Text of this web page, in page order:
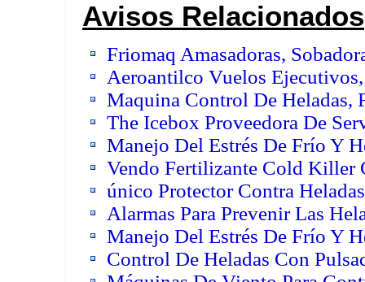
Avisos Relacionados
Friomaq Amasadoras,
Aeroantilco Vuelos
Maquina Control De Heladas,
The Icebox Proveedora De
Manejo Del Estrés De Frío Y
Vendo Fertilizante Cold Killer
único Protector Contra
Alarmas Para Prevenir Las
Manejo Del Estrés De Frío Y
Control De Heladas Con